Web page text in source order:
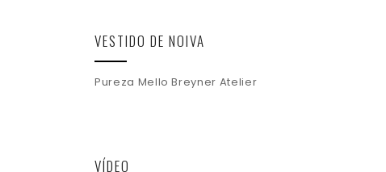
VESTIDO DE NOIVA
Pureza Mello Breyner Atelier
VÍDEO